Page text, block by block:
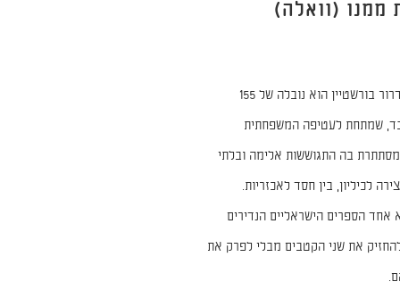
ממנו (וואלה)
"הנכד" של דרור בורשטיין הוא נובלה של 155
שמתחת לעטיפה המשפחתית
בה התגוששות אלימה ובלתי
לכיליון, בין חסד לאכזריות.
אחד הספרים הישראליים הנדירים
את שני הקטבים מבלי לפרק את